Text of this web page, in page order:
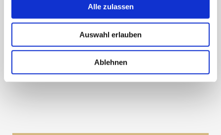
Alle zulassen
Auswahl erlauben
Ablehnen
FRAGEN UND WÜNSCHE